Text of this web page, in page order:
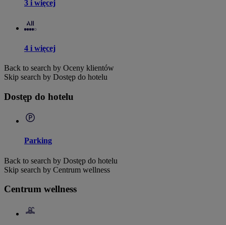
3 i więcej
4 i więcej
Back to search by Oceny klientów
Skip search by Dostęp do hotelu
Dostęp do hotelu
Parking
Back to search by Dostęp do hotelu
Skip search by Centrum wellness
Centrum wellness